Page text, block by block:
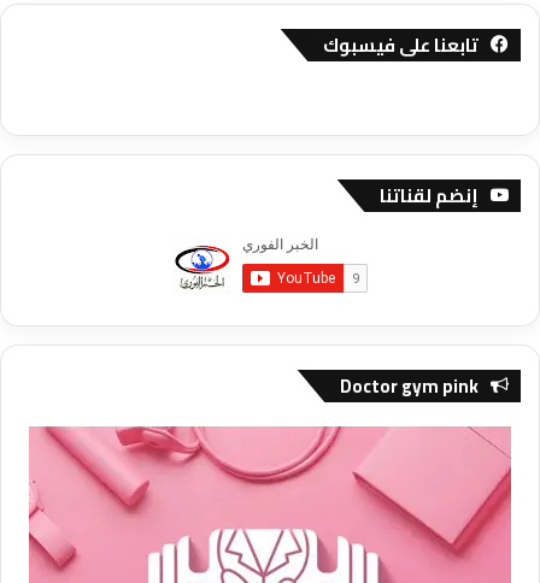
تابعنا على فيسبوك
إنضم لقناتنا
Doctor gym pink